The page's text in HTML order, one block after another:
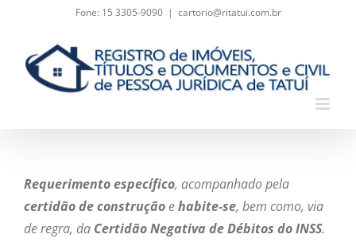
content
Fone: 15 3305-9090 | cartorio@ritatui.com.br
Requerimento específico, acompanhado pela
certidão de construçãoehabite-se, bem como, via
de regra, da Certidão Negativa de Débitos do INSS.